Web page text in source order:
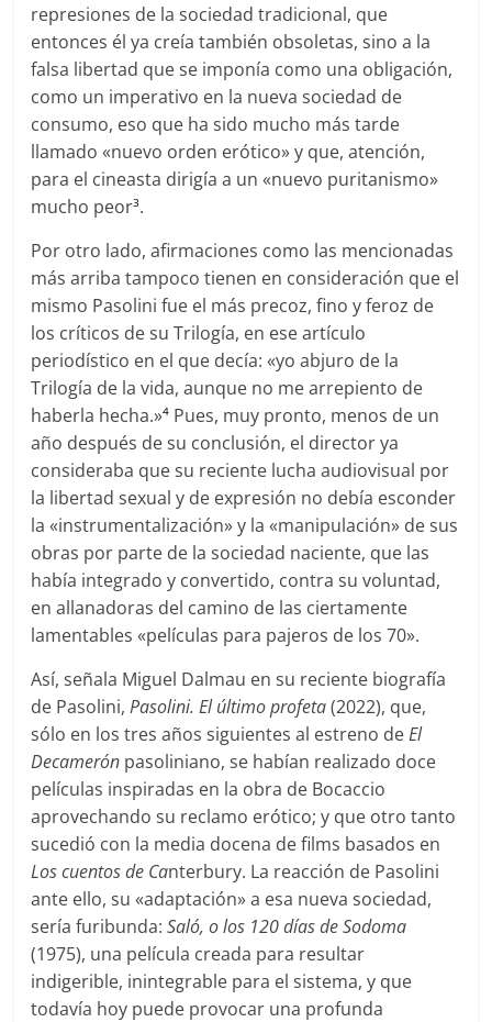
represiones de la sociedad tradicional, que
entonces él ya creía también obsoletas, sino a la
falsa libertad que se imponía como una obligación,
como un imperativo en la nueva sociedad de
consumo, eso que ha sido mucho más tarde
llamado «nuevo orden erótico» y que, atención,
para el cineasta dirigía a un «nuevo puritanismo»
mucho peor3.
Por otro lado, afirmaciones como las mencionadas
más arriba tampoco tienen en consideración que el
mismo Pasolini fue el más precoz, fino y feroz de
los críticos de su Trilogía, en ese artículo
periodístico en el que decía: «yo abjuro de la
Trilogía de la vida, aunque no me arrepiento de
haberla hecha.»4 Pues, muy pronto, menos de un
año después de su conclusión, el director ya
consideraba que su reciente lucha audiovisual por
la libertad sexual y de expresión no debía esconder
la «instrumentalización» y la «manipulación» de sus
obras por parte de la sociedad naciente, que las
había integrado y convertido, contra su voluntad,
en allanadoras del camino de las ciertamente
lamentables «películas para pajeros de los 70».
Así, señala Miguel Dalmau en su reciente biografía
de Pasolini,Pasolini.El último profeta(2022), que,
sólo en los tres años siguientes al estreno deEl
Decamerón pasoliniano, se habían realizado doce
películas inspiradas en la obra de Bocaccio
aprovechando su reclamo erótico; y que otro tanto
sucedió con la media docena de films basados en
Los cuentos de Canterbury. La reacción de Pasolini
ante ello, su «adaptación» a esa nueva sociedad,
sería furibunda:Saló, o los 120 días de Sodoma
(1975), una película creada para resultar
indigerible, inintegrable para el sistema, y que
todavía hoy puede provocar una profunda